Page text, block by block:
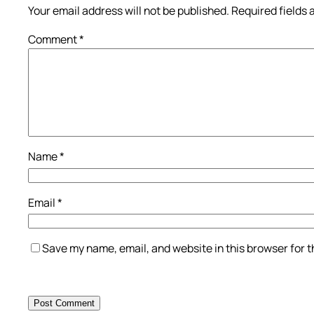
Your email address will not be published. Required fields
Comment*
Name*
Email*
Save my name, email, and website in this browser for